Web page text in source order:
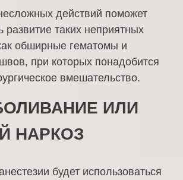
действий поможет
развитие таких неприятных
обширные гематомы и
при которых понадобится
вмешательство.
ИЛИ
НАРКОЗ
будет использоваться